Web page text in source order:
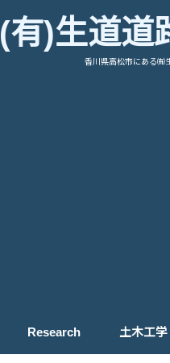
(有)生道道
香川県高松市にある㈲
Research 土木工学